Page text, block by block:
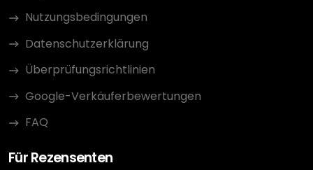
Nutzungsbedingungen
Datenschutzerklärung
Überprüfungsrichtlinien
Google-Verkäuferbewertungen
FAQ
Für Rezensenten